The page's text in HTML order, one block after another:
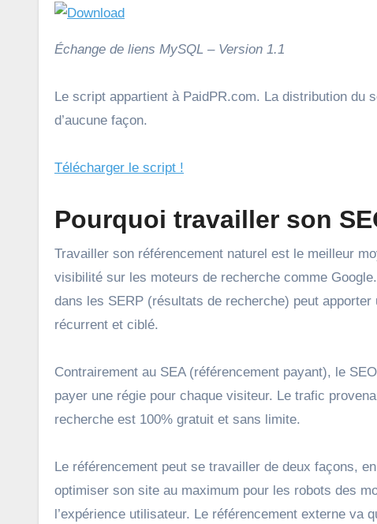
Échange de liens MySQL – Version 1.1
Le script appartient à PaidPR.com. La distribution
d’aucune façon.
Télécharger le script !
Pourquoi travailler son
Travailler son référencement naturel est le meilleur
visibilité sur les moteurs de recherche comme
dans les SERP (résultats de recherche) peut apporter
récurrent et ciblé.
Contrairement au SEA (référencement payant), le
payer une régie pour chaque visiteur. Le trafic
recherche est 100% gratuit et sans limite.
Le référencement peut se travailler de deux façons,
optimiser son site au maximum pour les robots des
l’expérience utilisateur. Le référencement externe